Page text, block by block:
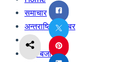
समाचार
अन्तराष्ट्रिय खबर
अर्थ
शेयर बजार